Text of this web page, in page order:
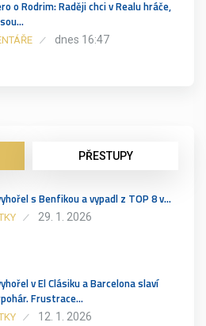
o Rodrim: Raději chci v Realu hráče,
dnes 16:47
PŘESTUPY
s Benfikou a vypadl z TOP 8 v…
29. 1. 2026
v El Clásiku a Barcelona slaví
Frustrace…
12. 1. 2026